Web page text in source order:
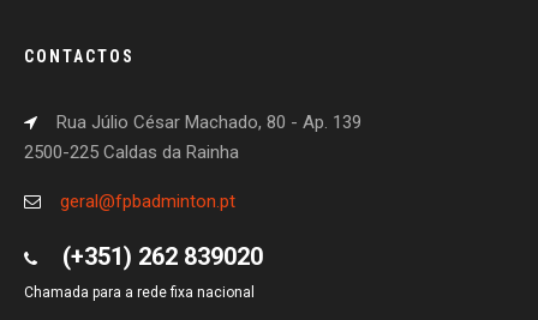
CONTACTOS
Rua Júlio César Machado, 80 - Ap. 139
2500-225 Caldas da Rainha
geral@fpbadminton.pt
(+351) 262 839020
Chamada para a rede fixa nacional